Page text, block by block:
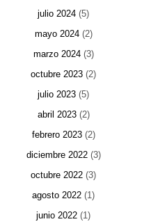
julio 2024 (5)
mayo 2024(2)
marzo 2024(3)
octubre 2023 (2)
julio 2023 (5)
abril 2023(2)
febrero 2023(2)
diciembre 2022(3)
octubre 2022 (3)
agosto 2022 (1)
junio 2022 (1)